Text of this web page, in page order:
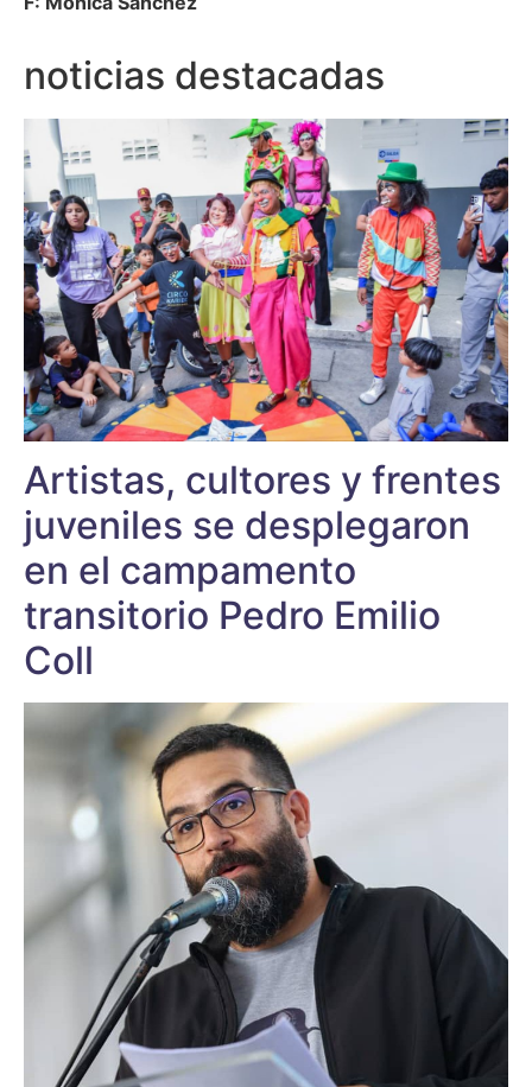
noticias destacadas
Artistas, cultores y frentes
juveniles se desplegaron
en el campamento
transitorio Pedro Emilio
Coll